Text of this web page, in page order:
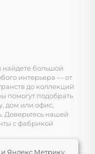
большой
интерьера — от
до коллекций
подобрать
дом или офис,
Доверьтесь нашей
с фабрикой
Яндекс.Метрику